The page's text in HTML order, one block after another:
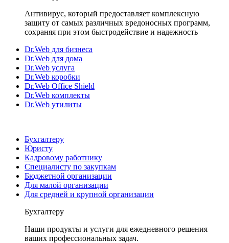
Антивирус, который предоставляет комплексную
защиту от самых различных вредоносных программ,
сохраняя при этом быстродействие и надежность
Dr.Web для бизнеса
Dr.Web для дома
Dr.Web услуга
Dr.Web коробки
Dr.Web Office Shield
Dr.Web комплекты
Dr.Web утилиты
Бухгалтеру
Юристу
Кадровому работнику
Специалисту по закупкам
Бюджетной организации
Для малой организации
Для средней и крупной организации
Бухгалтеру
Наши продукты и услуги для ежедневного решения
ваших профессиональных задач.